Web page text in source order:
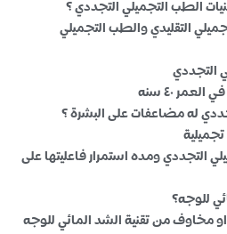
التقليدي والطب التجميلي
التجددي ومده استمرار فاعليتها على